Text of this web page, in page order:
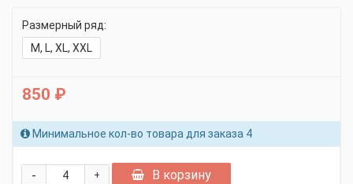
Размерный ряд:
M, L, XL, XXL
850 ₽
Минимальное кол-во товара для заказа 4
+
- В корзину